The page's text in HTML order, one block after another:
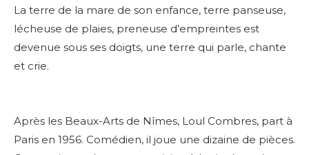
La terre de la mare de son enfance, terre panseuse,
lécheuse de plaies, preneuse d’empreintes est
devenue sous ses doigts, une terre qui parle, chante
et crie.
Après les Beaux-Arts de Nîmes, Loul Combres, part à
Paris en 1956. Comédien, il joue une dizaine de pièces.